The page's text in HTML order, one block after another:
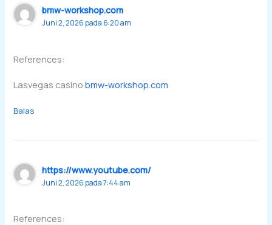
bmw-workshop.com
Juni 2, 2026 pada 6:20 am
References:
Lasvegas casinobmw-workshop.com
Balas
https://www.youtube.com/
Juni 2, 2026 pada 7:44 am
References: